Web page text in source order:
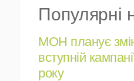
Популярні
МОН планує
вступній
року